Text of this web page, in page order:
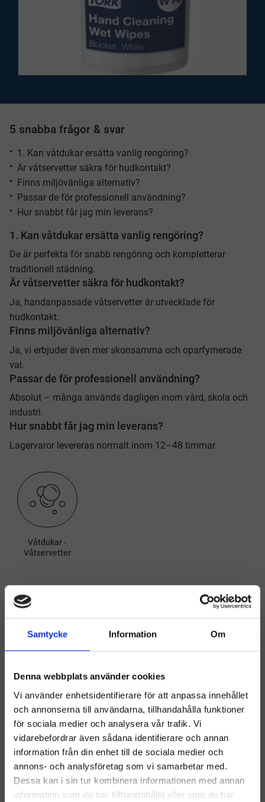
Samtycke Information Om
Denna webbplats använder cookies
Vi använder enhetsidentifierare för att anpassa innehållet
och annonserna till användarna, tillhandahålla funktioner
för sociala medier och analysera vår trafik. Vi
vidarebefordrar även sådana identifierare och annan
information från din enhet till de sociala medier och
annons- och analysföretag som vi samarbetar med.
Dessa kan i sin tur kombinera informationen med annan
information som du har tillhandahållit eller som de har
5 snabba frågor & svar
1. Kan våtdukar ersätta vanlig rengöring?
Är våtservetter säkra för hudkontakt?
Finns miljövänliga alternativ?
Passar de för professionell användning?
Hur snabbt får jag min leverans?
1. Kan våtdukar ersätta vanlig rengöring?
De är perfekta för snabb rengöring och kompletterar
traditionell städning.
Är våtservetter säkra för hudkontakt?
Ja, handanpassade våtservetter är utvecklade för
hudkontakt.
Finns miljövänliga alternativ?
Ja, vi erbjuder även mer skonsamma och oparfymerade
val.
Passar de för professionell användning?
Absolut – många används dagligen inom vård, skola och
industri.
Hur snabbt får jag min leverans?
Lagervaror levereras normalt inom 12–48 timmar.
Våtdukar -
Våtservetter
Hygieneleeds utökar sitt
sortiment – erbjuder nu hela
Durable-sortimentet
Brabantia Soptunnor och
papperskorgar
Välkommen till hygieneleeds.se
Vill du handla som företag eller privatperson?